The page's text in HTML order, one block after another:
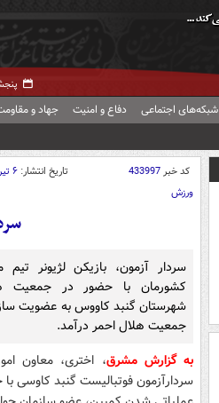
پنجشنبه
شبکه‌های اجتماعی دفاع و امنیت جهاد و
کد خبر433997 تاریخ انتشار: ۶ تیر ۱۳۹۴ - ۱۱:۴۱
ورزش
سردار آزمون، بازیکن لژیونر تیم
کشورمان با حضور در جمعیت
شهرستان گنبد کاووس به عضویت
جمعیت هلال احمر درآمد.
به گزارش مشرق، اختری، معاون
سردارآزمون فوتبالیست گنبد کاوسی